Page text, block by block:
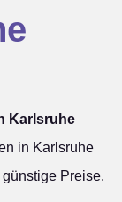
Karlsruhe
in Karlsruhe
Preise.